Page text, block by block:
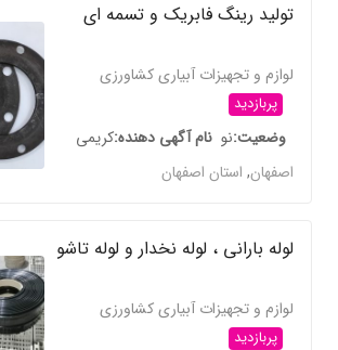
تولید رینگ فابریک و تسمه ای
لوازم و تجهیزات آبیاری کشاورزی
پربازدید
وضعیتنو نام آگهی دهندهکریمی
اصفهان,استان اصفهان
لوله بارانی ، لوله نخدار و لوله تاشو
لوازم و تجهیزات آبیاری کشاورزی
پربازدید